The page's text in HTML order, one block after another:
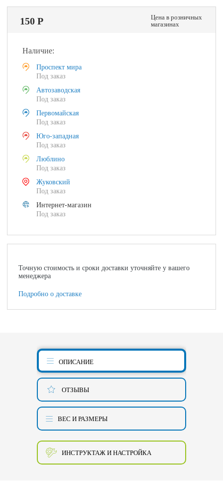
150 Р
Цена в розничных
магазинах
Наличие:
Проспект мира
Под заказ
Автозаводская
Под заказ
Первомайская
Под заказ
Юго-западная
Под заказ
Люблино
Под заказ
Жуковский
Под заказ
Интернет-магазин
Под заказ
Точную стоимость и сроки доставки уточняйте у вашего
менеджера
Подробно о доставке
ОПИСАНИЕ
ОТЗЫВЫ
ВЕС И РАЗМЕРЫ
ИНСТРУКТАЖ И НАСТРОЙКА